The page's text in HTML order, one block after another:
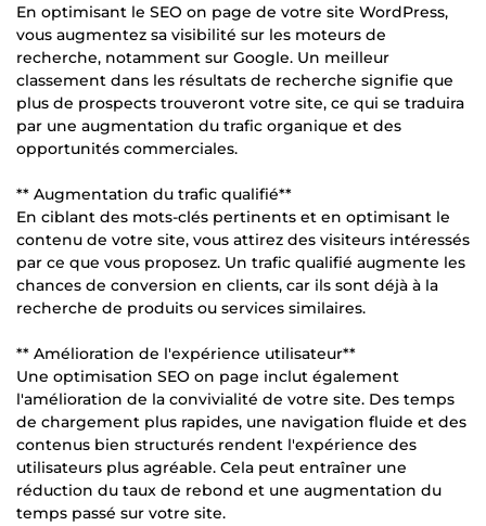
En optimisant le SEO on page de votre site WordPress,
vous augmentez sa visibilité sur les moteurs de
recherche, notamment sur Google. Un meilleur
classement dans les résultats de recherche signifie que
plus de prospects trouveront votre site, ce qui se traduira
par une augmentation du trafic organique et des
opportunités commerciales.
** Augmentation du trafic qualifié**
En ciblant des mots-clés pertinents et en optimisant le
contenu de votre site, vous attirez des visiteurs intéressés
par ce que vous proposez. Un trafic qualifié augmente les
chances de conversion en clients, car ils sont déjà à la
recherche de produits ou services similaires.
** Amélioration de l'expérience utilisateur**
Une optimisation SEO on page inclut également
l'amélioration de la convivialité de votre site. Des temps
de chargement plus rapides, une navigation fluide et des
contenus bien structurés rendent l'expérience des
utilisateurs plus agréable. Cela peut entraîner une
réduction du taux de rebond et une augmentation du
temps passé sur votre site.